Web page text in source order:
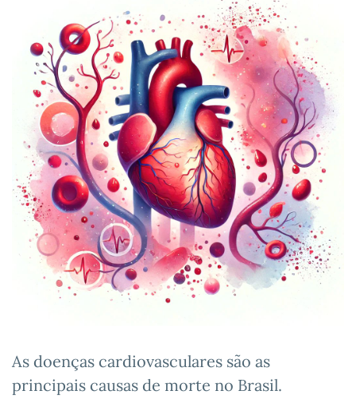
As doenças cardiovasculares são as
principais causas de morte no Brasil.